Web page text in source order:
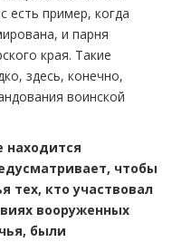
есть пример, когда
и парня
края. Такие
здесь, конечно,
воинской
находится
чтобы
тех, кто участвовал
вооруженных
были